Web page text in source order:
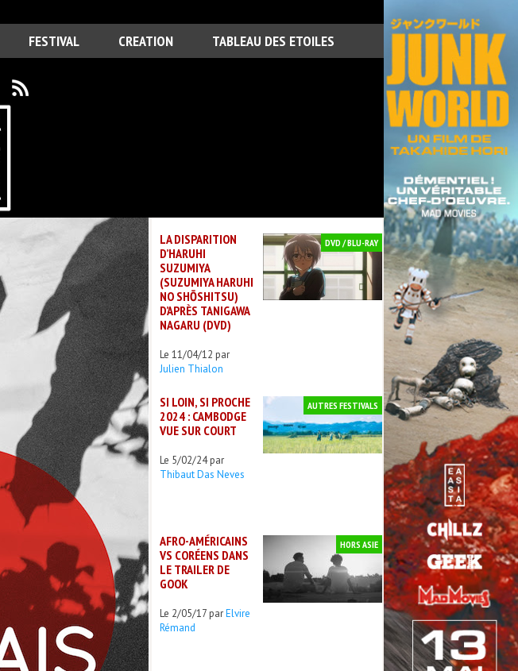
FESTIVAL CREATION TABLEAU DES ETOILES
LA DISPARITION
D’HARUHI
SUZUMIYA
(SUZUMIYA HARUHI
NO SHŌSHITSU)
D’APRÈS TANIGAWA
NAGARU (DVD)
Le 11/04/12 par
Julien Thialon
DVD / BLU-RAY
SI LOIN, SI PROCHE
2024 : CAMBODGE
VUE SUR COURT
Le 5/02/24 par
Thibaut Das Neves
AUTRES FESTIVALS
AFRO-AMÉRICAINS
VS CORÉENS DANS
LE TRAILER DE
GOOK
Le 2/05/17 parElvire
Rémand
HORS ASIE